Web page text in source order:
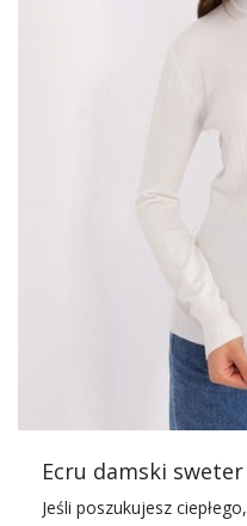
kobietach, które
zarówno w stylizacjach
oficjalnych. Wykonany z
gwarantuje nie tylko
komfort noszenia przez
Kardigan
długimi rękawami,
eleganckim,
wybór na chłodniejsze
warstwy, która ochroni
jako element stylizacji,
Ecru damski
Jeśli poszukujesz